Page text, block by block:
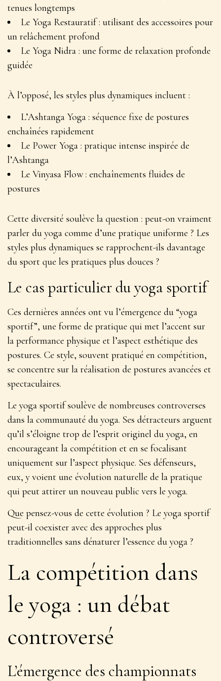
tenues longtemps
Le Yoga Restauratif : utilisant des accessoires pour
un relâchement profond
Le Yoga Nidra : une forme de relaxation profonde
guidée
À l’opposé, les styles plus dynamiques incluent :
L’Ashtanga Yoga : séquence fixe de postures
enchaînées rapidement
Le Power Yoga : pratique intense inspirée de
l’Ashtanga
Le Vinyasa Flow : enchaînements fluides de
postures
Cette diversité soulève la question : peut-on vraiment
parler du yoga comme d’une pratique uniforme ? Les
styles plus dynamiques se rapprochent-ils davantage
du sport que les pratiques plus douces ?
Le cas particulier du yoga sportif
Ces dernières années ont vu l’émergence du “yoga
sportif”, une forme de pratique qui met l’accent sur
la performance physique et l’aspect esthétique des
postures. Ce style, souvent pratiqué en compétition,
se concentre sur la réalisation de postures avancées et
spectaculaires.
Le yoga sportif soulève de nombreuses controverses
dans la communauté du yoga. Ses détracteurs arguent
qu’il s’éloigne trop de l’esprit originel du yoga, en
encourageant la compétition et en se focalisant
uniquement sur l’aspect physique. Ses défenseurs,
eux, y voient une évolution naturelle de la pratique
qui peut attirer un nouveau public vers le yoga.
Que pensez-vous de cette évolution ? Le yoga sportif
peut-il coexister avec des approches plus
traditionnelles sans dénaturer l’essence du yoga ?
La compétition dans
le yoga : un débat
controversé
L’émergence des championnats